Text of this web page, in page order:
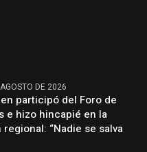
DE 2026
participó del Foro de
e hizo hincapié en la
“Nadie se salva